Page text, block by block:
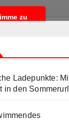
zu
Ladepunkte:
in den